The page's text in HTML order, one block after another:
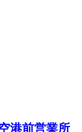
港前営業所